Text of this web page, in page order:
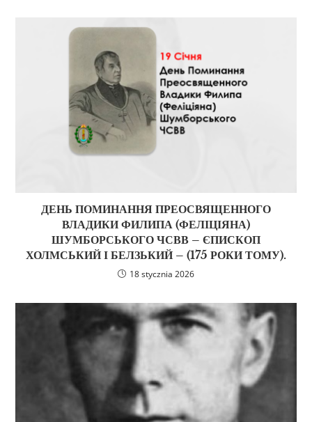
ДЕНЬ ПОМИНАННЯ ПРЕОСВЯЩЕННОГО
ВЛАДИКИ ФИЛИПА (ФЕЛІЦІЯНА)
ШУМБОРСЬКОГО ЧСВВ – ЄПИСКОП
ХОЛМСЬКИЙ І БЕЛЗЬКИЙ – (175 РОКИ ТОМУ).
18 stycznia 2026